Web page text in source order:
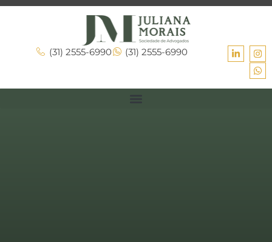
(31) 2555-6990 (31) 2555-6990